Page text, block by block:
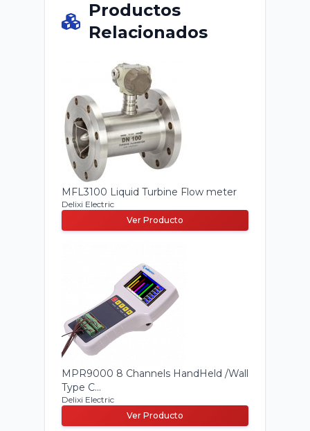
Productos
Relacionados
MFL3100 Liquid Turbine Flow meter
Delixi Electric
Ver Producto
MPR9000 8 Channels HandHeld /Wall
Type C...
Delixi Electric
Ver Producto